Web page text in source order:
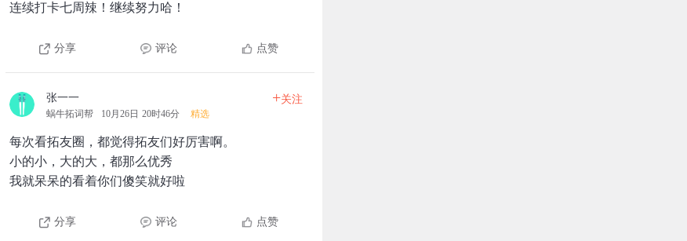
连续打卡七周辣！继续努力哈！
分享 评论 点赞
张一一
蜗牛拓词帮 10月26日 20时46分 精选
+关注
每次看拓友圈，都觉得拓友们好厉害啊。
小的小，大的大，都那么优秀
我就呆呆的看着你们傻笑就好啦
分享 评论 点赞